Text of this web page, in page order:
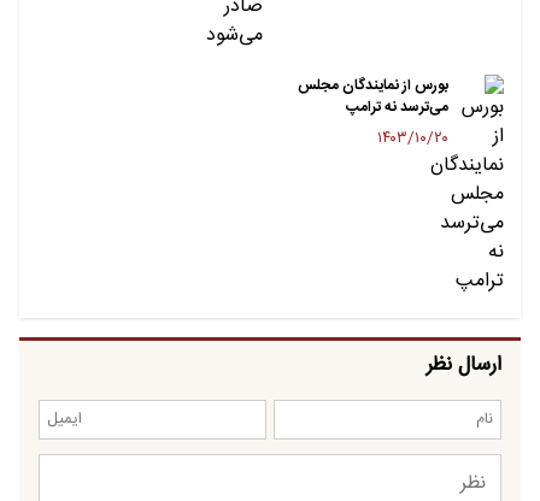
بورس از نمایندگان مجلس
می‌ترسد نه ترامپ
۱۴۰۳/۱۰/۲۰
ارسال نظر